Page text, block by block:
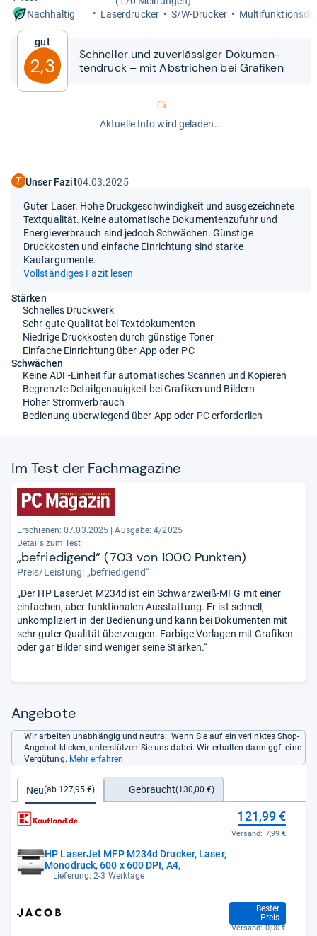
Nachhaltig
Laser­dru­cker S/W-​Dru­cker
Gut
2,3
Schnel­ler und zuver­läs­si­ger Doku­men­
ten­druck – mit Abstri­chen bei Gra­fi­ken
Aktuelle Info wird geladen...
Unser Fazit04.03.2025
Guter Laser. Hohe Druckgeschwindigkeit und ausgezeichnete
Textqualität. Keine automatische Dokumentenzufuhr und
Energieverbrauch sind jedoch Schwächen. Günstige
Druckkosten und einfache Einrichtung sind starke
Kaufargumente.
Vollständiges Fazit lesen
Stärken
Schnelles Druckwerk
Sehr gute Qualität bei Textdokumenten
Niedrige Druckkosten durch günstige Toner
Einfache Einrichtung über App oder PC
Schwächen
Keine ADF-Einheit für automatisches Scannen und Kopieren
Begrenzte Detailgenauigkeit bei Grafiken und Bildern
Hoher Stromverbrauch
Bedienung überwiegend über App oder PC erforderlich
Im Test der Fach­ma­ga­zine
Erschienen: 07.03.2025
Ausgabe: 4/2025
Details zum Test
„befriedigend“ (703 von 1000 Punkten)
Preis/Leistung: „befriedigend“
„Der HP LaserJet M234d ist ein Schwarzweiß-MFG mit einer
einfachen, aber funktionalen Ausstattung. Er ist schnell,
unkompliziert in der Bedienung und kann bei Dokumenten mit
sehr guter Qualität überzeugen. Farbige Vorlagen mit Grafiken
oder gar Bilder sind weniger seine Stärken.“
Angebote
Wir arbeiten unabhängig und neutral. Wenn Sie auf ein verlinktes Shop-
Angebot klicken, unterstützen Sie uns dabei. Wir erhalten dann ggf. eine
Vergütung. Mehr erfahren
Neu(ab 127,95 €) Gebraucht(130,00 €)
HP LaserJet MFP M234d Drucker, Laser,
Monodruck, 600 x 600 DPI, A4,
Lieferung: 2-3 Werktage
121,99 €
Versand: 7,99 €
Bester
Preis
127,95 €
Versand: 0,00 €